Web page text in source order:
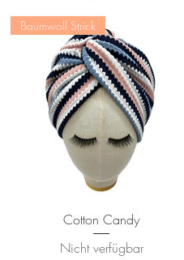
Schnellansicht
Baumwoll Strick
Cotton Candy
Nicht verfügbar